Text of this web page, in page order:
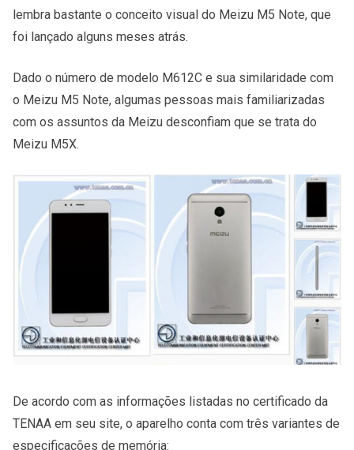
lembra bastante o conceito visual do Meizu M5 Note, que
foi lançado alguns meses atrás.
Dado o número de modelo M612C e sua similaridade com
o Meizu M5 Note, algumas pessoas mais familiarizadas
com os assuntos da Meizu desconfiam que se trata do
Meizu M5X.
De acordo com as informações listadas no certificado da
TENAA em seu site, o aparelho conta com três variantes de
especificações de memória: